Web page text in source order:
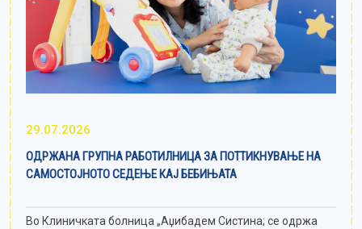
29.07.2026
ОДРЖАНА ГРУПНА РАБОТИЛНИЦА ЗА ПОТТИКНУВАЊЕ НА
САМОСТОЈНОТО СЕДЕЊЕ КАЈ БЕБИЊАТА
Во Клиничката болница „Аџибадем Систина; се одржа